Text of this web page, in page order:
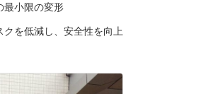
最小限の変形
クを低減し、安全性を向上